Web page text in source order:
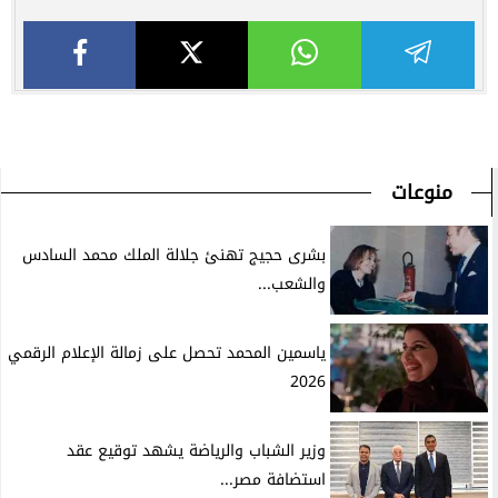
منوعات
بشرى حجيج تهنئ جلالة الملك محمد السادس
والشعب...
ياسمين المحمد تحصل على زمالة الإعلام الرقمي
2026
وزير الشباب والرياضة يشهد توقيع عقد
استضافة مصر...